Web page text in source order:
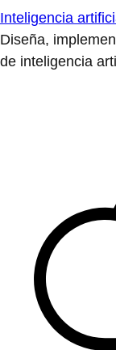
Inteligencia
Diseña,
de inteligencia